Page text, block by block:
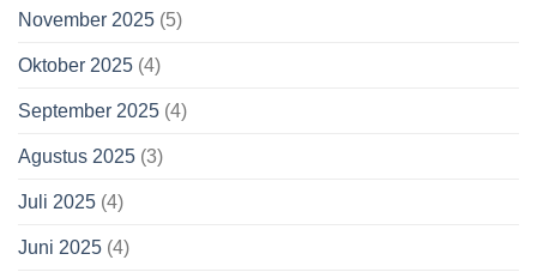
November 2025 (5)
Oktober 2025 (4)
September 2025 (4)
Agustus 2025 (3)
Juli 2025 (4)
Juni 2025 (4)